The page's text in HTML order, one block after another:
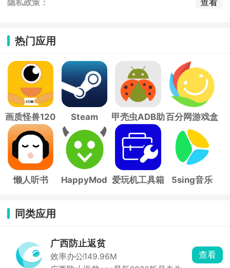
隐私政策： 查看
热门应用
画质怪兽120
帧
Steam
甲壳虫ADB助
手
百分网游戏盒
子
懒人听书 HappyMod 爱玩机工具箱 5sing音乐
同类应用
广西防止返贫
效率办公149.96M
查看